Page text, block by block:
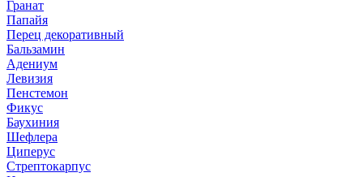
Гранат
Папайя
Перец декоративный
Бальзамин
Адениум
Левизия
Пенстемон
Фикус
Баухиния
Шефлера
Циперус
Стрептокарпус